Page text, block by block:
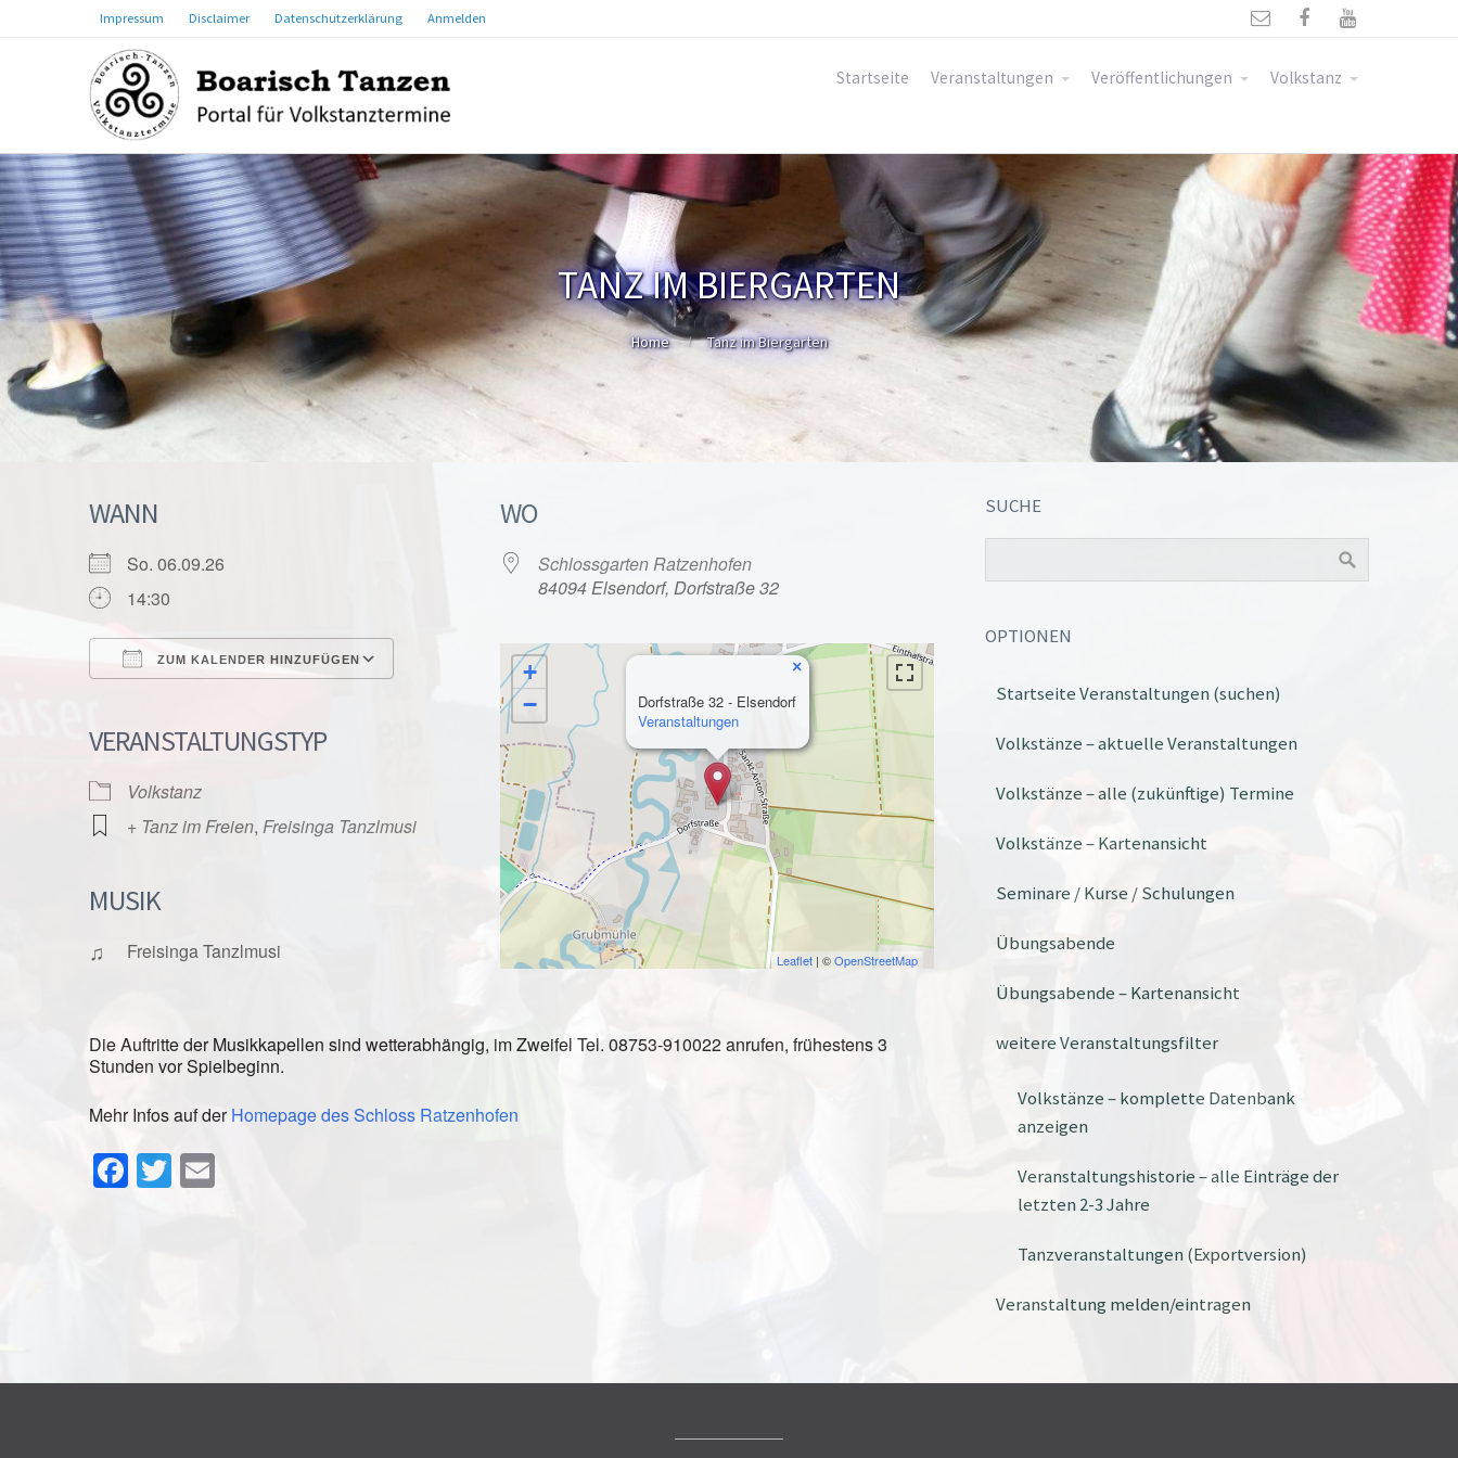
Impressum Disclaimer Datenschutzerklärung Anmelden   
Startseite Veranstaltungen Veröffentlichungen Volkstanz
TANZ IM BIERGARTEN
Home Tanz im Biergarten
WANN
So. 06.09.26
14:30
ZUM KALENDER HINZUFÜGEN
Google Kalender iCalendar Office 365 Outlook Live
VERANSTALTUNGSTYP
Volkstanz
+ Tanz im Freien, Freisinga Tanzlmusi
MUSIK
♫ Freisinga Tanzlmusi
WO
Schlossgarten Ratzenhofen
84094 Elsendorf, Dorfstraße 32
Dorfstraße 32 - Elsendorf
Veranstaltungen
×
+
−
Leaflet| ©OpenStreetMap
Die Auftritte der Musikkapellen sind wetterabhängig, im Zweifel Tel. 08753-910022 anrufen, frühestens 3
Stunden vor Spielbeginn.
Mehr Infos auf derHomepage des Schloss Ratzenhofen
Facebook
Twitter
SUCHE
OPTIONEN
Startseite Veranstaltungen (suchen)
Volkstänze – aktuelle Veranstaltungen
Volkstänze – alle (zukünftige) Termine
Volkstänze – Kartenansicht
Seminare / Kurse / Schulungen
Übungsabende
Übungsabende – Kartenansicht
weitere Veranstaltungsfilter
Volkstänze – komplette Datenbank
anzeigen
Veranstaltungshistorie – alle Einträge der
letzten 2-3 Jahre
Tanzveranstaltungen (Exportversion)
Veranstaltung melden/eintragen